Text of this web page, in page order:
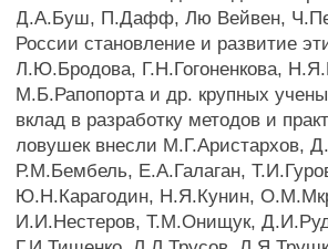
Д.А.Буш, П.Дафф, Лю Вейвен,
России становление и развитие
Л.Ю.Бродова, Г.Н.Гогоненкова,
М.Б.Рапопорта и др. крупных
вклад в разработку методов и
ловушек внесли М.Г.Аристархов,
Р.М.Бембель, Е.А.Галаган,
Ю.Н.Карагодин, Н.Я.Кунин,
И.И.Нестеров, Т.М.Онищук,